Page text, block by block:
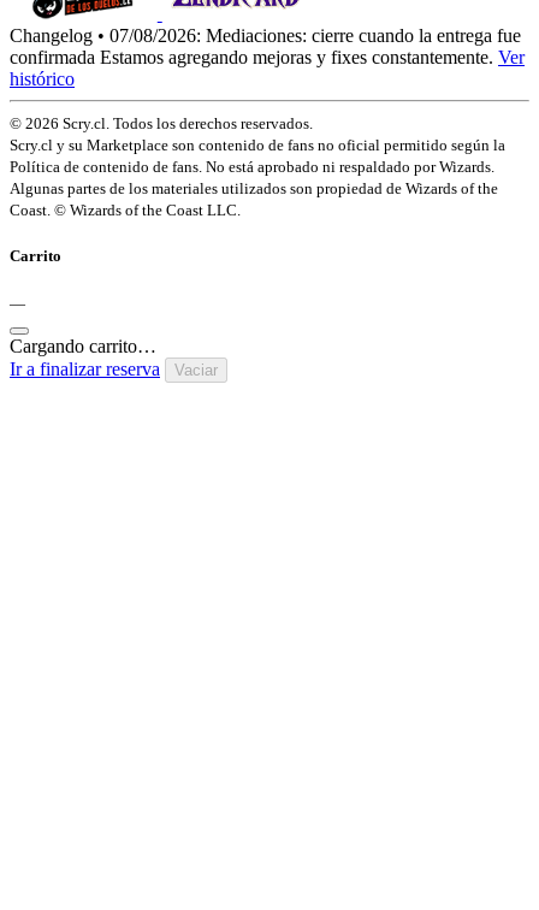
Changelog • 07/08/2026: Mediaciones: cierre cuando la entrega fue
confirmada Estamos agregando mejoras y fixes constantemente. Ver
histórico
© 2026 Scry.cl. Todos los derechos reservados.
Scry.cl y su Marketplace son contenido de fans no oficial permitido según la
Política de contenido de fans. No está aprobado ni respaldado por Wizards.
Algunas partes de los materiales utilizados son propiedad de Wizards of the
Coast. © Wizards of the Coast LLC.
Carrito
—
Cargando carrito…
Ir a finalizar reserva
Vaciar